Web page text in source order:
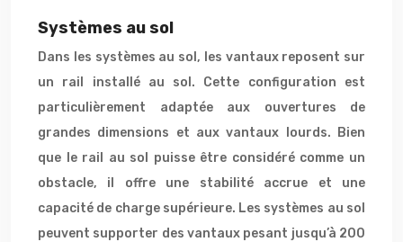
Systèmes au sol
Dans les systèmes au sol, les vantaux reposent sur
un rail installé au sol. Cette configuration est
particulièrement adaptée aux ouvertures de
grandes dimensions et aux vantaux lourds. Bien
que le rail au sol puisse être considéré comme un
obstacle, il offre une stabilité accrue et une
capacité de charge supérieure. Les systèmes au sol
peuvent supporter des vantaux pesant jusqu’à 200